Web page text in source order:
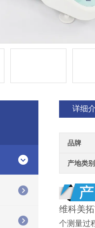
详细
品牌
产地类别
维科美
个测量过